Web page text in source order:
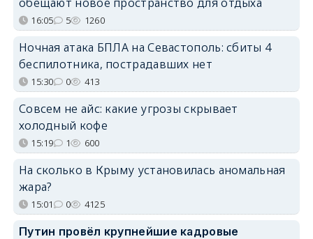
16:05 5 1260
Ночная атака БПЛА на Севастополь: сбиты 4
беспилотника, пострадавших нет
15:30 0 413
Совсем не айс: какие угрозы скрывает
холодный кофе
15:19 1 600
На сколько в Крыму установилась аномальная
жара?
15:01 0 4125
Путин провёл крупнейшие кадровые